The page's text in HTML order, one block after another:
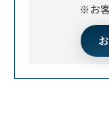
※お